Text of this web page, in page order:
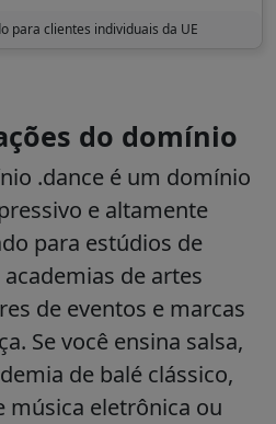
para clientes individuais da UE
do domínio
.dance é um domínio
e altamente
para estúdios de
de artes
de eventos e marcas
Se você ensina salsa,
de balé clássico,
música eletrônica ou